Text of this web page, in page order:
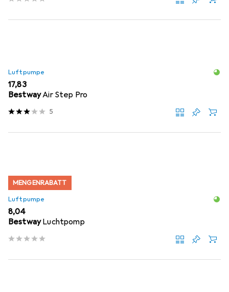
Luftpumpe
EUR
17,83
BestwayAir Step Pro
5
MENGENRABATT
Luftpumpe
EUR
8,04
BestwayLuchtpomp